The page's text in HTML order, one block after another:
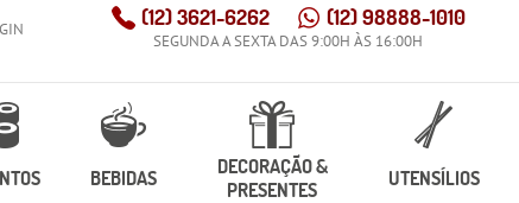
(12)3621-6262 (12)98888-1010
SEGUNDA A SEXTA DAS 9:00H ÀS 16:00H
BEBIDAS
DECORAÇÃO &
PRESENTES
UTENSÍLIOS